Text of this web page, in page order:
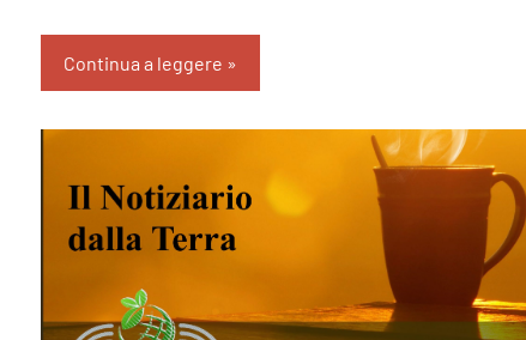
Continua a leggere